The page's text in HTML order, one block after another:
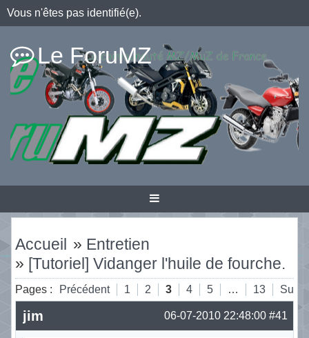
Vous n'êtes pas identifié(e).
Le ForuMZ
Accueil » Entretien
» [Tutoriel] Vidanger l'huile de fourche.
Pages : Précédent 1 2 3 4 5 … 13
#41
06-07-2010 22:48:00
jim